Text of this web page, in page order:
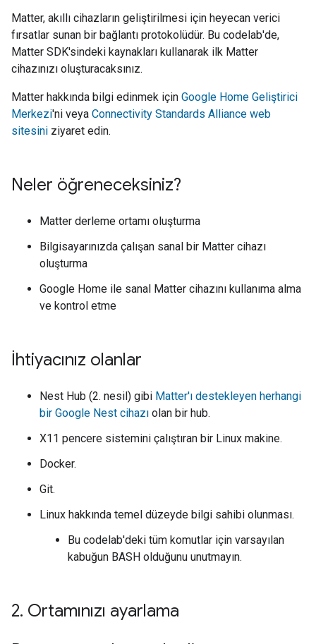
Matter, akıllı cihazların geliştirilmesi için heyecan verici
fırsatlar sunan bir bağlantı protokolüdür. Bu codelab'de,
Matter SDK'sindeki kaynakları kullanarak ilk Matter
cihazınızı oluşturacaksınız.
Matter hakkında bilgi edinmek için Google Home Geliştirici
Merkezi'ni veya Connectivity Standards Alliance web
sitesini ziyaret edin.
Neler öğreneceksiniz?
Matter derleme ortamı oluşturma
Bilgisayarınızda çalışan sanal bir Matter cihazı
oluşturma
Google Home ile sanal Matter cihazını kullanıma alma
ve kontrol etme
İhtiyacınız olanlar
Nest Hub (2. nesil) gibi Matter'ı destekleyen herhangi
bir Google Nest cihazı olan bir hub.
X11 pencere sistemini çalıştıran bir Linux makine.
Docker.
Git.
Linux hakkında temel düzeyde bilgi sahibi olunması.
Bu codelab'deki tüm komutlar için varsayılan
kabuğun BASH olduğunu unutmayın.
2. Ortamınızı ayarlama